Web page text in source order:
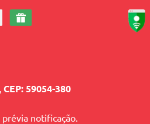
59054-380
notificação.